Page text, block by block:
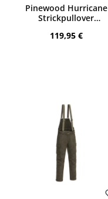
Pinewood Hurricane
Strickpullover
Regulärer Preis:
119,95 €